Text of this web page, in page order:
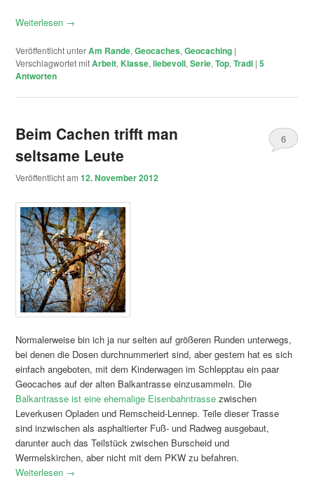
Weiterlesen →
Veröffentlicht unterAm Rande,Geocaches,Geocaching |
Verschlagwortet mitArbeit,Klasse,liebevoll,Serie,Top,Tradi |5
Antworten
Beim Cachen trifft man
seltsame Leute
Veröffentlicht am12. November 2012
6
Normalerweise bin ich ja nur selten auf größeren Runden unterwegs,
bei denen die Dosen durchnummeriert sind, aber gestern hat es sich
einfach angeboten, mit dem Kinderwagen im Schlepptau ein paar
Geocaches auf der alten Balkantrasse einzusammeln. Die
Balkantrasse ist eine ehemalige Eisenbahntrasse zwischen
Leverkusen Opladen und Remscheid-Lennep. Teile dieser Trasse
sind inzwischen als asphaltierter Fuß- und Radweg ausgebaut,
darunter auch das Teilstück zwischen Burscheid und
Wermelskirchen, aber nicht mit dem PKW zu befahren.
Weiterlesen →